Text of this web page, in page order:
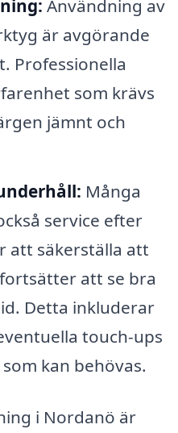
Användning av
är avgörande
Professionella
som krävs
jämnt och
Många
service efter
att säkerställa att
att se bra
Detta inkluderar
touch-ups
kan behövas.
i Nordanö är